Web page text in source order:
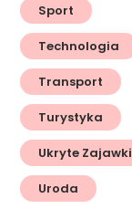
Sport
Technologia
Transport
Turystyka
Ukryte Zajawki
Uroda